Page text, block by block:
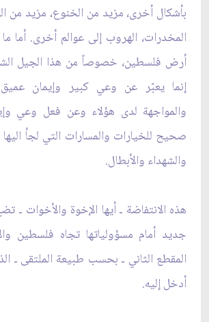
بأشكال أخرى، مزيد من الخنوع، مزيد من
المخدرات، الهروب إلى عوالم أخرى. أما
أرض فلسطين، خصوصاً من هذا الجيل
إنما يعبّر عن وعي كبير وإيمان عميق
والمواجهة لدى هؤلاء وعن فعل وعي
صحيح للخيارات والمسارات التي لجأ
والشهداء والأبطال.
هذه الانتفاضة ـ أيها الإخوة والأخوات ـ
جديد أمام مسؤولياتها تجاه فلسطين
المقطع الثاني ـ بحسب طبيعة الملتقى ـ
أدخل إليه.